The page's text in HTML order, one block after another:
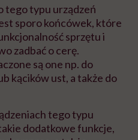
tego typu urządzeń
sporo końcówek, które
sprzętu i
zadbać o cerę.
są one np. do
kącików ust, a także do
tego typu
dodatkowe funkcje,